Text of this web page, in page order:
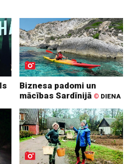
Biznesa padomi un
mācības Sardīnijā © DIENA